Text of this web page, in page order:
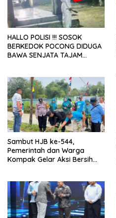
HALLO POLISI !!! SOSOK
BERKEDOK POCONG DIDUGA
BAWA SENJATA TAJAM
LEBONG
Sambut HJB ke-544,
Pemerintah dan Warga
Kompak Gelar Aksi Bersih